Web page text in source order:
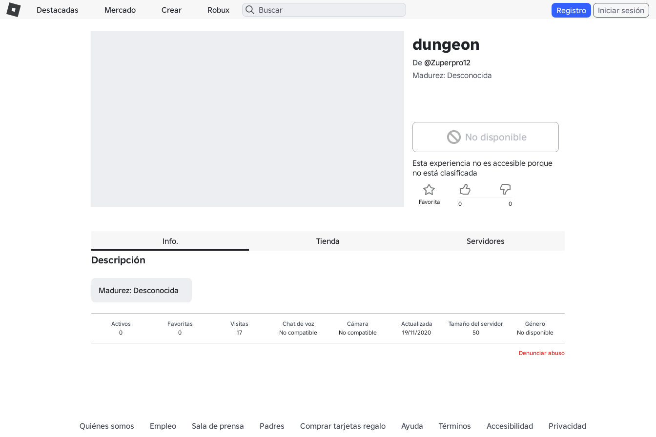
Destacadas Mercado Crear Robux Registro Iniciar sesión
dungeon
De @Zuperpro12
Madurez: Desconocida
No disponible
Esta experiencia no es accesible porque
no está clasificada
Favorita 0 0
Info. Tienda Servidores
Descripción
Madurez: Desconocida
Activos
0
Favoritas
0
Visitas
17
Chat de voz
No compatible
Cámara
No compatible
Actualizada
19/11/2020
Tamaño del servidor
50
Género
No disponible
Denunciar abuso
Quiénes somos Empleo Sala de prensa Padres Comprar tarjetas regalo Ayuda Términos Accesibilidad Privacidad